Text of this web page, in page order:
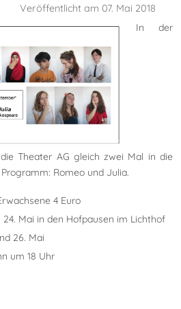
Veröffentlicht am 07. Mai 2018
In der
Theater AG gleich zwei Mal in die
Romeo und Julia.
4 Euro
Mai in den Hofpausen im Lichthof
26. Mai
um 18 Uhr